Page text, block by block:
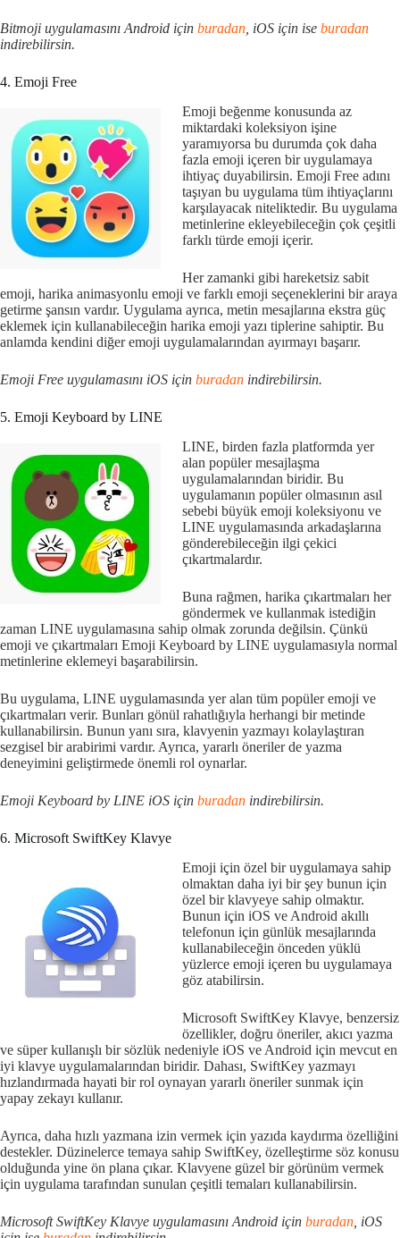
Bitmoji uygulamasını Android için buradan , iOS için ise buradan
indirebilirsin.
4. Emoji Free
Emoji beğenme konusunda az
miktardaki koleksiyon işine
yaramıyorsa bu durumda çok daha
fazla emoji içeren bir uygulamaya
ihtiyaç duyabilirsin. Emoji Free adını
taşıyan bu uygulama tüm ihtiyaçlarını
karşılayacak niteliktedir. Bu uygulama
metinlerine ekleyebileceğin çok çeşitli
farklı türde emoji içerir.
Her zamanki gibi hareketsiz sabit
emoji, harika animasyonlu emoji ve farklı emoji seçeneklerini bir araya
getirme şansın vardır. Uygulama ayrıca, metin mesajlarına ekstra güç
eklemek için kullanabileceğin harika emoji yazı tiplerine sahiptir. Bu
anlamda kendini diğer emoji uygulamalarından ayırmayı başarır.
Emoji Free uygulamasını iOS için buradan indirebilirsin.
5. Emoji Keyboard by LINE
LINE, birden fazla platformda yer
alan popüler mesajlaşma
uygulamalarından biridir. Bu
uygulamanın popüler olmasının asıl
sebebi büyük emoji koleksiyonu ve
LINE uygulamasında arkadaşlarına
gönderebileceğin ilgi çekici
çıkartmalardır.
Buna rağmen, harika çıkartmaları her
göndermek ve kullanmak istediğin
zaman LINE uygulamasına sahip olmak zorunda değilsin. Çünkü
emoji ve çıkartmaları Emoji Keyboard by LINE uygulamasıyla normal
metinlerine eklemeyi başarabilirsin.
Bu uygulama, LINE uygulamasında yer alan tüm popüler emoji ve
çıkartmaları verir. Bunları gönül rahatlığıyla herhangi bir metinde
kullanabilirsin. Bunun yanı sıra, klavyenin yazmayı kolaylaştıran
sezgisel bir arabirimi vardır. Ayrıca, yararlı öneriler de yazma
deneyimini geliştirmede önemli rol oynarlar.
Emoji Keyboard by LINE iOS için buradan indirebilirsin.
6. Microsoft SwiftKey Klavye
Emoji için özel bir uygulamaya sahip
olmaktan daha iyi bir şey bunun için
özel bir klavyeye sahip olmaktır.
Bunun için iOS ve Android akıllı
telefonun için günlük mesajlarında
kullanabileceğin önceden yüklü
yüzlerce emoji içeren bu uygulamaya
göz atabilirsin.
Microsoft SwiftKey Klavye, benzersiz
özellikler, doğru öneriler, akıcı yazma
ve süper kullanışlı bir sözlük nedeniyle iOS ve Android için mevcut en
iyi klavye uygulamalarından biridir. Dahası, SwiftKey yazmayı
hızlandırmada hayati bir rol oynayan yararlı öneriler sunmak için
yapay zekayı kullanır.
Ayrıca, daha hızlı yazmana izin vermek için yazıda kaydırma özelliğini
destekler. Düzinelerce temaya sahip SwiftKey, özelleştirme söz konusu
olduğunda yine ön plana çıkar. Klavyene güzel bir görünüm vermek
için uygulama tarafından sunulan çeşitli temaları kullanabilirsin.
Microsoft SwiftKey Klavye uygulamasını Android için buradan , iOS